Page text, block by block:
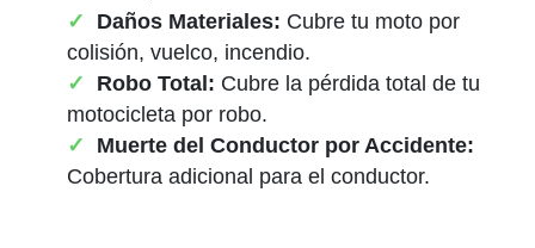
Daños Materiales: Cubre tu moto por
colisión, vuelco, incendio.
Robo Total: Cubre la pérdida total de tu
motocicleta por robo.
Muerte del Conductor por Accidente:
Cobertura adicional para el conductor.